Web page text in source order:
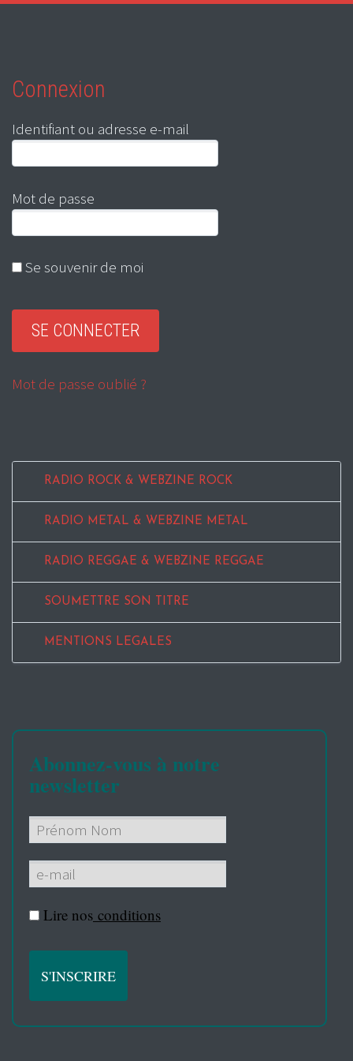
Connexion
Identifiant ou adresse e-mail
Mot de passe
Se souvenir de moi
Mot de passe oublié ?
RADIO ROCK & WEBZINE ROCK
RADIO METAL & WEBZINE METAL
RADIO REGGAE & WEBZINE REGGAE
SOUMETTRE SON TITRE
MENTIONS LEGALES
Abonnez-vous à notre
newsletter
Lire nos conditions